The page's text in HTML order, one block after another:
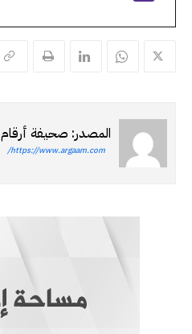
المصدر: صحيفة أرقام
https://www.argaam.com/